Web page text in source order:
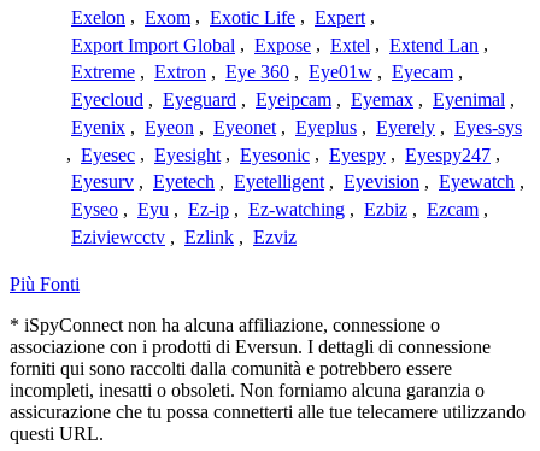
Exelon , Exom , Exotic Life , Expert ,
Export Import Global , Expose , Extel , Extend Lan ,
Extreme , Extron , Eye 360 , Eye01w , Eyecam ,
Eyecloud , Eyeguard , Eyeipcam , Eyemax , Eyenimal ,
Eyenix , Eyeon , Eyeonet , Eyeplus , Eyerely , Eyes-sys
, Eyesec , Eyesight , Eyesonic , Eyespy , Eyespy247 ,
Eyesurv , Eyetech , Eyetelligent , Eyevision , Eyewatch ,
Eyseo , Eyu , Ez-ip , Ez-watching , Ezbiz , Ezcam ,
Eziviewcctv , Ezlink , Ezviz
Più Fonti
* iSpyConnect non ha alcuna affiliazione, connessione o
associazione con i prodotti di Eversun. I dettagli di connessione
forniti qui sono raccolti dalla comunità e potrebbero essere
incompleti, inesatti o obsoleti. Non forniamo alcuna garanzia o
assicurazione che tu possa connetterti alle tue telecamere utilizzando
questi URL.